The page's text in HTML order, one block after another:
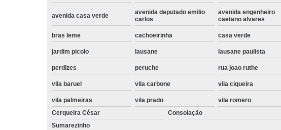
avenida casa verde
avenida deputado emilio
carlos
avenida engenheiro
caetano alvares
bras leme cachoeirinha casa verde
jardim picolo lausane lausane paulista
perdizes peruche rua joao ruthe
vila baruel vila carbone vila ciqueira
vila palmeiras vila prado vila romero
Cerqueira César
Consolação
Sumarezinho